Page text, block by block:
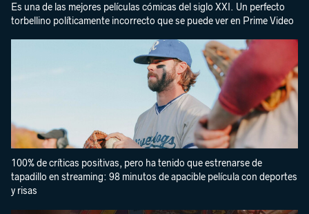
Es una de las mejores películas cómicas del siglo XXI. Un perfecto
torbellino políticamente incorrecto que se puede ver en Prime Video
100% de críticas positivas, pero ha tenido que estrenarse de
tapadillo en streaming: 98 minutos de apacible película con deportes
y risas